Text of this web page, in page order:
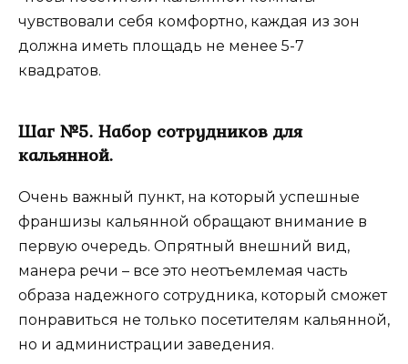
чувствовали себя комфортно, каждая из зон
должна иметь площадь не менее 5-7
квадратов.
Шаг №5. Набор сотрудников для
кальянной.
Очень важный пункт, на который успешные
франшизы кальянной обращают внимание в
первую очередь. Опрятный внешний вид,
манера речи – все это неотъемлемая часть
образа надежного сотрудника, который сможет
понравиться не только посетителям кальянной,
но и администрации заведения.